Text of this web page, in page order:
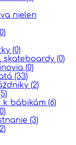
nielen
(0)
skateboardy (0)
(0)
(33)
(2)
k bábikám (6)
(3)